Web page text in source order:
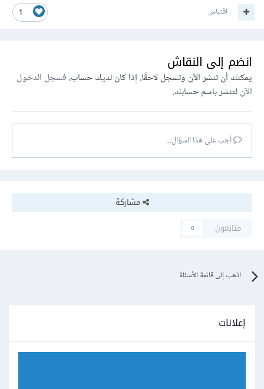
1 اقتباس
انضم إلى النقاش
يمكنك أن تنشر الآن وتسجل لاحقًا. إذا كان لديك حساب،فسجل الدخول
الآنلتنشر باسم حسابك.
أجب على هذا السؤال...
مشاركة
متابعون
0
اذهب إلى قائمة الأسئلة
إعلانات